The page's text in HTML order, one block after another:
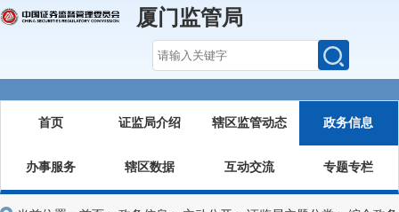
厦门监管局
首页 证监局介绍 辖区监管动态 政务信息
办事服务 辖区数据 互动交流 专题专栏